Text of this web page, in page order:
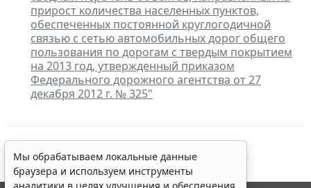
прирост количества населенных пунктов,
обеспеченных постоянной круглогодичной
связью с сетью автомобильных дорог общего
пользования по дорогам с твердым покрытием
на 2013 год, утвержденный приказом
Федерального дорожного агентства от 27
декабря 2012 г. № 325"
Мы обрабатываем локальные данные
браузера и используем инструменты